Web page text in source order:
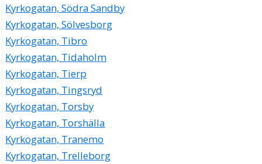
Kyrkogatan, Södra Sandby
Kyrkogatan, Sölvesborg
Kyrkogatan, Tibro
Kyrkogatan, Tidaholm
Kyrkogatan, Tierp
Kyrkogatan, Tingsryd
Kyrkogatan, Torsby
Kyrkogatan, Torshälla
Kyrkogatan, Tranemo
Kyrkogatan, Trelleborg